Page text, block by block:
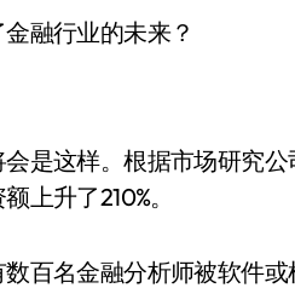
融行业的未来？
是这样。根据市场研究
上升了210%。
百名金融分析师被软件或